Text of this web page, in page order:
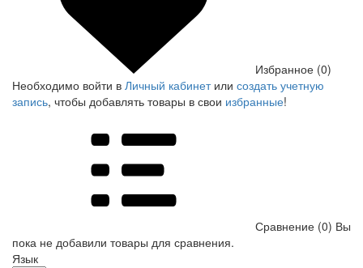
Избранное (0)
Необходимо войти в Личный кабинетили создать учетную
запись, чтобы добавлять товары в свои избранные!
Сравнение (0) Вы
пока не добавили товары для сравнения.
Язык